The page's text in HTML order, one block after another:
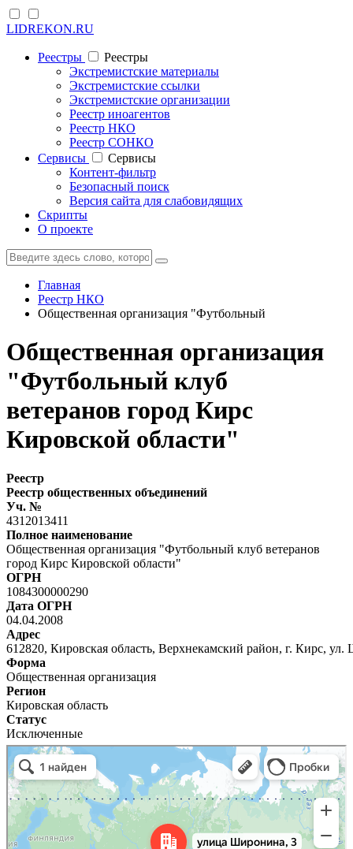
LIDREKON.RU
Реестры
Реестры
Экстремистские материалы
Экстремистские ссылки
Экстремистские организации
Реестр иноагентов
Реестр НКО
Реестр СОНКО
Cервисы
Cервисы
Контент-фильтр
Безопасный поиск
Версия сайта для слабовидящих
Скрипты
О проекте
Главная
Реестр НКО
Общественная организация "Футбольный
Общественная организация
"Футбольный клуб
ветеранов город Кирс
Кировской области"
Реестр
Реестр общественных объединений
Уч. №
4312013411
Полное наименование
Общественная организация "Футбольный клуб ветеранов
город Кирс Кировской области"
ОГРН
1084300000290
Дата ОГРН
04.04.2008
Адрес
612820, Кировская область, Верхнекамский район, г. Кирс,
Форма
Общественная организация
Регион
Кировская область
Статус
Исключенные